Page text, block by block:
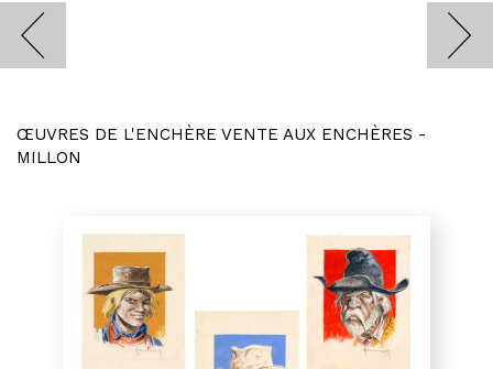
ŒUVRES DE L'ENCHÈRE VENTE AUX ENCHÈRES -
MILLON